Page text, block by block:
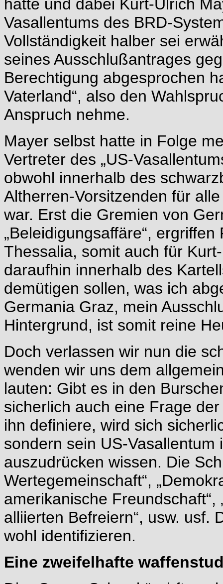
hatte und dabei Kurt-Ulrich
Vasallentums des BRD-
Vollständigkeit halber sei
seines Ausschlußantrages
Berechtigung abgesprochen
Vaterland“, also den
Anspruch nehme.
Mayer selbst hatte in Folge
Vertreter des „US-
obwohl innerhalb des
Altherren-Vorsitzenden für
war. Erst die Gremien von
„Beleidigungsaffäre“,
Thessalia, somit auch für
daraufhin innerhalb des
demütigen sollen, was ich
Germania Graz, mein
Hintergrund, ist somit reine
Doch verlassen wir nun die
wenden wir uns dem
lauten: Gibt es in den
sicherlich auch eine Frage
ihn definiere, wird sich
sondern sein US-
auszudrücken wissen. Die
Wertegemeinschaft“,
amerikanische
alliierten Befreiern“, usw. usf.
wohl identifizieren.
Eine zweifelhafte